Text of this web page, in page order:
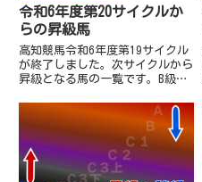
令和6年度第20サイクルか
らの昇級馬
高知競馬令和6年度第19サイクル
が終了しました。次サイクルから
昇級となる馬の一覧です。B級選
AB混合を勝利したフォーサイド
ナインと入着したグランリージェ
ントの3頭がA級入りとなりまし
た。Ａ級(番組賞金1100万超...